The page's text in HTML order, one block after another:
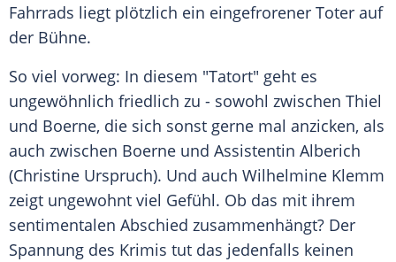
Fahrrads liegt plötzlich ein eingefrorener Toter auf
der Bühne.
So viel vorweg: In diesem "Tatort" geht es
ungewöhnlich friedlich zu - sowohl zwischen Thiel
und Boerne, die sich sonst gerne mal anzicken, als
auch zwischen Boerne und Assistentin Alberich
(Christine Urspruch). Und auch Wilhelmine Klemm
zeigt ungewohnt viel Gefühl. Ob das mit ihrem
sentimentalen Abschied zusammenhängt? Der
Spannung des Krimis tut das jedenfalls keinen